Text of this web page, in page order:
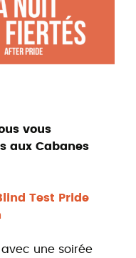
vous
aux Cabanes
Test Pride
une soirée